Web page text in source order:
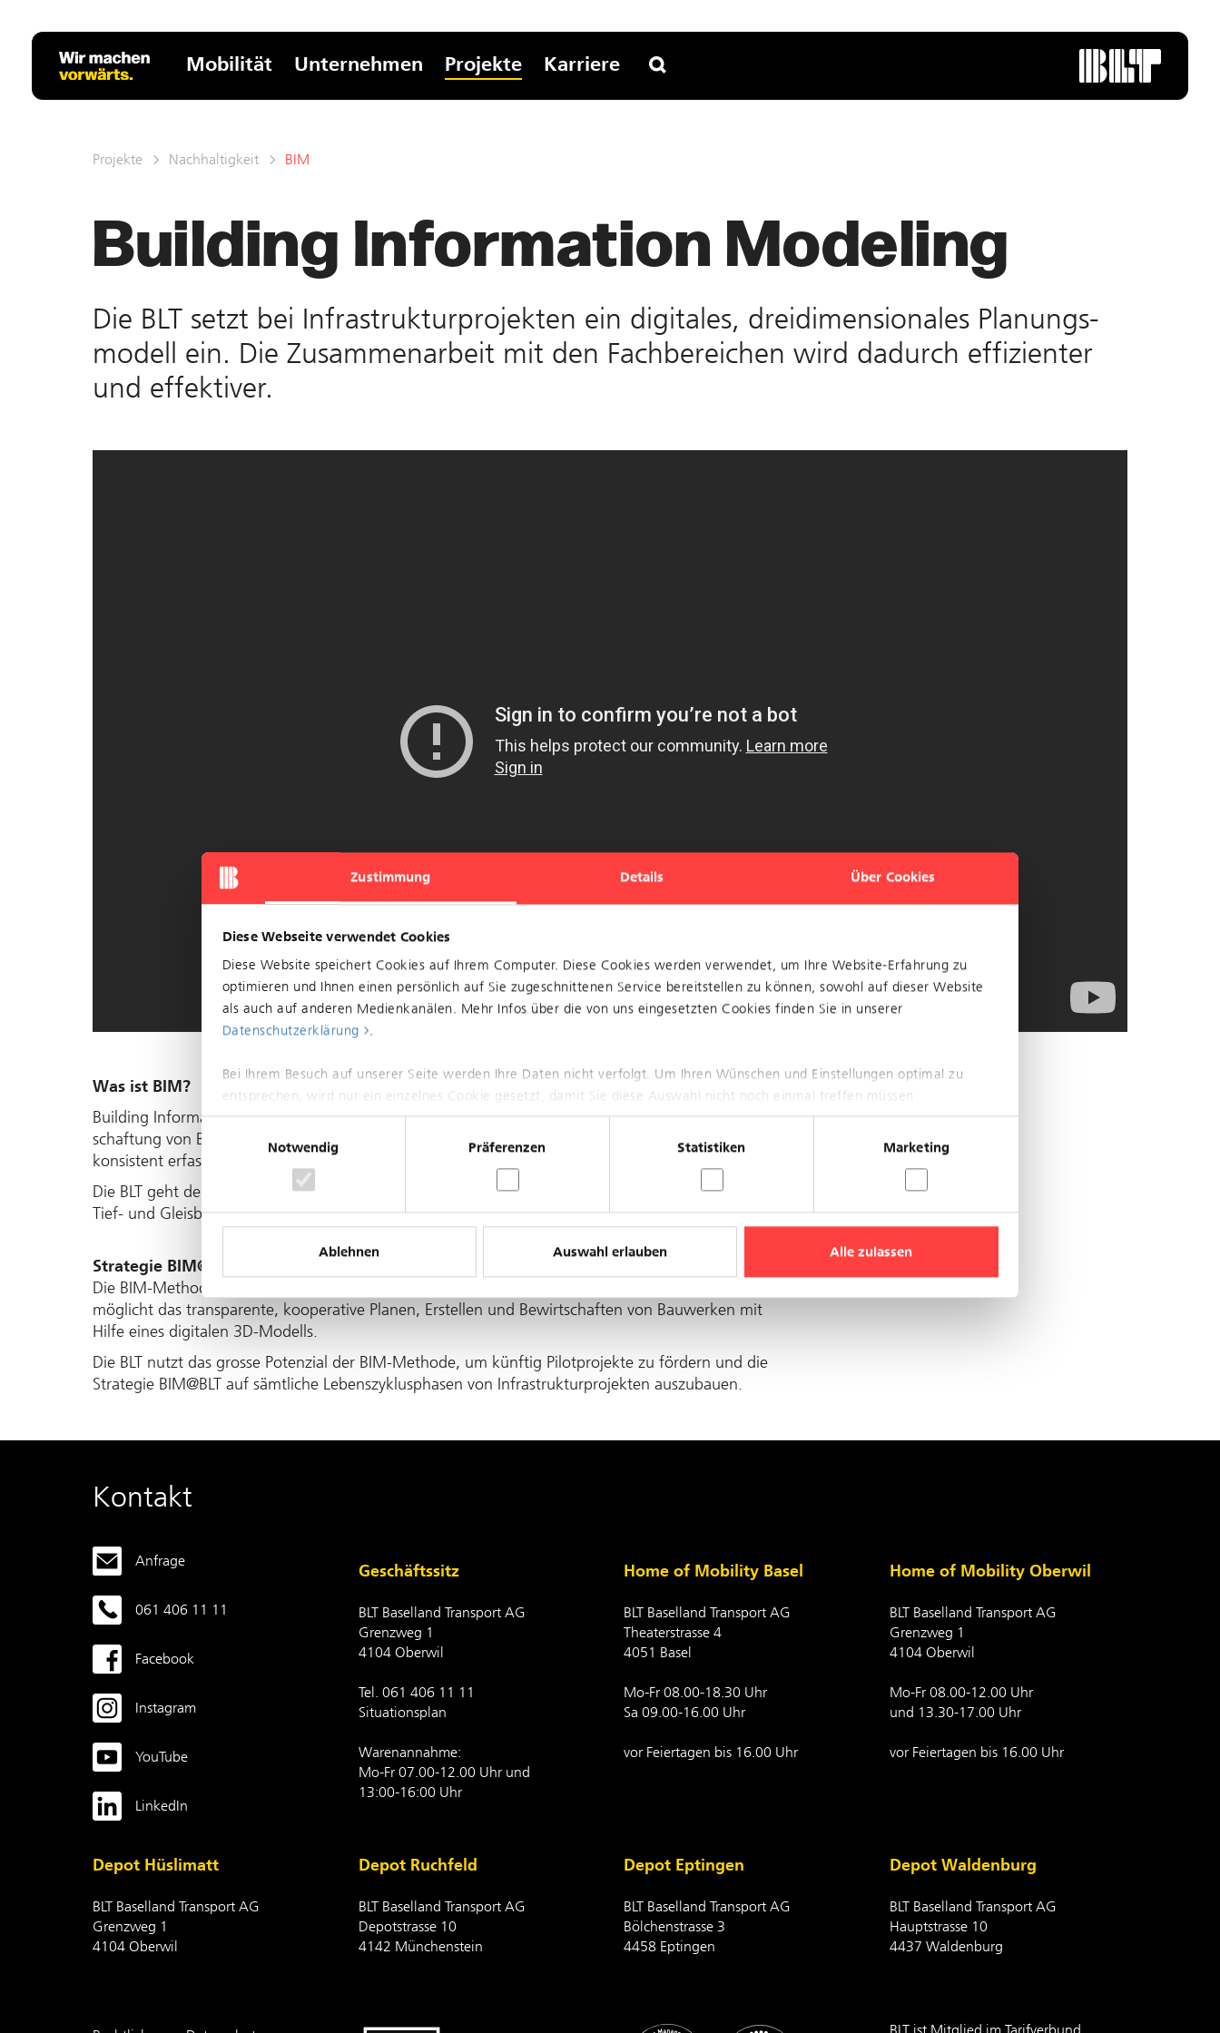
Zustimmung Details Über Cookies
Diese Webseite verwendet Cookies
Diese Website speichert Cookies auf Ihrem Computer. Diese Cookies werden verwendet, um Ihre Website-Erfahrung zu
optimieren und Ihnen einen persönlich auf Sie zugeschnittenen Service bereitstellen zu können, sowohl auf dieser Website
als auch auf anderen Medienkanälen. Mehr Infos über die von uns eingesetzten Cookies finden Sie in unserer
Datenschutzerklärung
.
Bei Ihrem Besuch auf unserer Seite werden Ihre Daten nicht verfolgt. Um Ihren Wünschen und Einstellungen optimal zu
entsprechen, wird nur ein einzelnes Cookie gesetzt, damit Sie diese Auswahl nicht noch einmal treffen müssen.
Einwilligungsauswahl
Notwendig
Präferenzen Statistiken Marketing
Ablehnen Auswahl erlauben Alle zulassen
Mobilität Unternehmen Projekte Karriere
Projekte Nachhaltigkeit BIM
Building Information Modeling
Die BLT setzt bei Infrastruktur­projekten ein digitales, drei­dimensionales Planungs­
modell ein. Die Zusammen­arbeit mit den Fach­bereichen wird dadurch effizienter
und effektiver.
Was ist BIM?
Building Information Modeling (BIM) ist ein digitales Planungs­system für den Bau und die Be­wirt­
schaftung von Bau­werken. Alle rele­vanten Daten und In­formationen werden in einem 3D-Modell
kon­sistent erfasst, ver­waltet, aus­ge­tauscht und trans­pa­rent kommuniziert.
Die BLT geht den digitalen Wan­del in der Bau­branche proaktiv an und übernimmt mit BIM im
Tief- und Gleis­bau eine Vorreiter­rolle.
Strategie BIM@BLT
Die BIM-Methode vernetzt alle an einem Bau­werk be­teiligten Per­sonen und Unter­nehmen und er­
möglicht das trans­parente, kooperative Planen, Er­stellen und Be­wirt­schaften von Bau­werken mit
Hilfe eines digitalen 3D-Modells.
Die BLT nutzt das grosse Potenzial der BIM-Methode, um künftig Pilot­projekte zu fördern und die
Strategie BIM@BLT auf sämtliche Lebens­zyklus­phasen von Infrastruktur­projekten aus­zu­bauen.
Kontakt
Anfrage
061 406 11 11
Facebook
Instagram
YouTube
LinkedIn
Geschäftssitz
BLT Baselland Transport AG
Grenzweg 1
4104 Oberwil
Tel. 061 406 11 11
Situationsplan
Warenannahme:
Mo-Fr 07.00-12.00 Uhr und
13:00-16:00 Uhr
Home of Mobility Basel
BLT Baselland Transport AG
Theaterstrasse 4
4051 Basel
Mo-Fr 08.00-18.30 Uhr
Sa 09.00-16.00 Uhr
vor Feiertagen bis 16.00 Uhr
Home of Mobility Oberwil
BLT Baselland Transport AG
Grenzweg 1
4104 Oberwil
Mo-Fr 08.00-12.00 Uhr
und 13.30-17.00 Uhr
vor Feiertagen bis 16.00 Uhr
Depot Hüslimatt
BLT Baselland Transport AG
Grenzweg 1
4104 Oberwil
Depot Ruchfeld
BLT Baselland Transport AG
Depotstrasse 10
4142 Münchenstein
Depot Eptingen
BLT Baselland Transport AG
Bölchenstrasse 3
4458 Eptingen
Depot Waldenburg
BLT Baselland Transport AG
Hauptstrasse 10
4437 Waldenburg